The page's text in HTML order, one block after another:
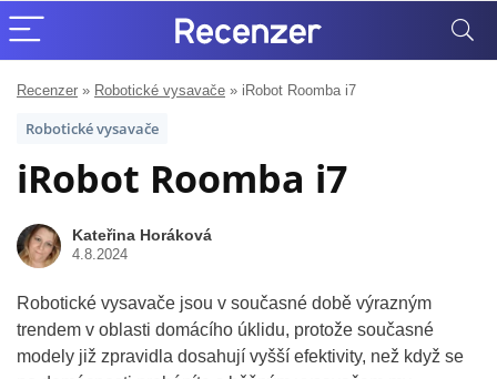
Recenzer » Robotické vysavače » iRobot Roomba i7
Robotické vysavače
iRobot Roomba i7
Kateřina Horáková
4.8.2024
Robotické vysavače jsou v současné době výrazným
trendem v oblasti domácího úklidu, protože současné
modely již zpravidla dosahují vyšší efektivity, než když se